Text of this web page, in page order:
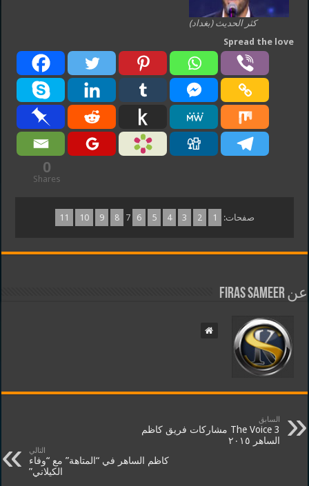
كثر الحديث (بغداد)
Spread the love
0
Shares
صفحات: 1
2
3
4
5
6
7
8
9
10
11
عن Firas Sameer
السابق
The Voice 3 مشاركات فريق كاظم
الساهر ٢٠١٥
التالي
كاظم الساهر في “المتاهة” مع “وفاء
الكيلاني”